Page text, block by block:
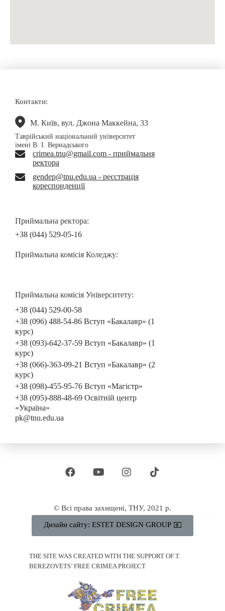
Контакти:
М. Київ, вул. Джона Маккейна, 33
Таврійський національний університет
імені В. І. Вернадського
crimea.tnu@gmail.com - приймальня
ректора
gendep@tnu.edu.ua - реєстрація
кореспонденції
Приймальна ректора:
+38 (044) 529-05-16
Приймальна комісія Коледжу:
Приймальна комісія Університету:
+38 (044) 529-00-58
+38 (096) 488-54-86 Вступ «Бакалавр» (1
курс)
+38 (093)-642-37-59 Вступ «Бакалавр» (1
курс)
+38 (066)-363-09-21 Вступ «Бакалавр» (2
курс)
+38 (098)-455-95-76 Вступ «Магістр»
+38 (095)-888-48-69 Освітній центр
«Україна»
pk@tnu.edu.ua
© Всі права захищені, ТНУ, 2021 р.
Дизайн сайту: ESTET DESIGN GROUP
THE SITE WAS CREATED WITH THE SUPPORT OF T.
BEREZOVETS’ FREE CRIMEA PROJECT